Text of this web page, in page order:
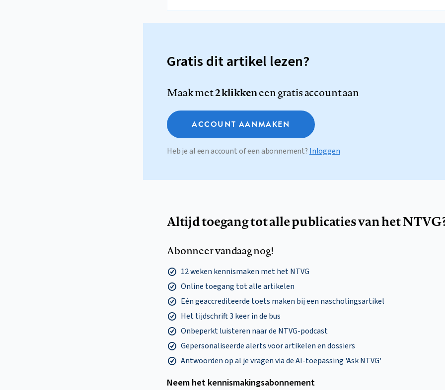
Gratis dit artikel lezen?
Maak met2 klikkeneen gratis account aan
ACCOUNT AANMAKEN
Heb je al een account of een abonnement? Inloggen
Altijd toegang tot alle publicaties van het
Abonneer vandaag nog!
12 weken kennismaken met het NTVG
Online toegang tot alle artikelen
Eén geaccrediteerde toets maken bij een nascholingsartikel
Het tijdschrift 3 keer in de bus
Onbeperkt luisteren naar de NTVG-podcast
Gepersonaliseerde alerts voor artikelen en dossiers
Antwoorden op al je vragen via de AI-toepassing 'Ask NTVG'
Neem het kennismakings­abonnement